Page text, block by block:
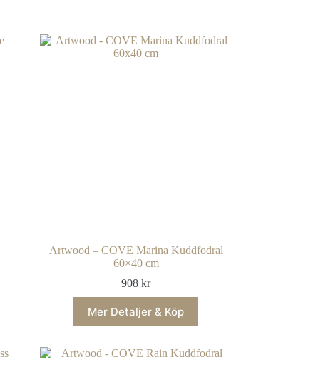
Artwood – COVE Marina Kuddfodral
60×40 cm
908kr
Mer Detaljer & Köp